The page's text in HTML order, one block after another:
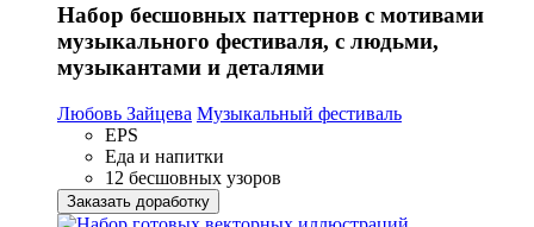
Набор бесшовных паттернов с мотивами
музыкального фестиваля, с людьми,
музыкантами и деталями
Любовь Зайцева Музыкальный фестиваль
EPS
Еда и напитки
12 бесшовных узоров
Заказать доработку